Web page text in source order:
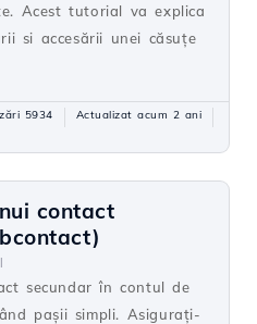
Acest tutorial va explica
si accesării unei căsuţe
5934
Actualizat acum 2 ani
contact
secundar în contul de
pașii simpli. Asigurați-